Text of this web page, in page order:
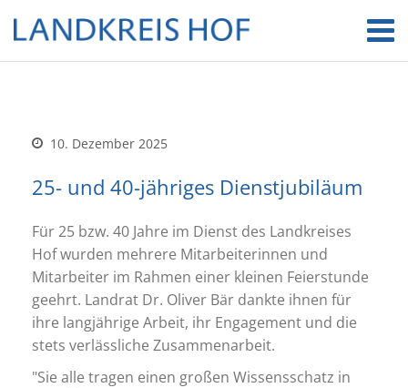
10. Dezember 2025
25- und 40-jähriges Dienstjubiläum
Für 25 bzw. 40 Jahre im Dienst des Landkreises
Hof wurden mehrere Mitarbeiterinnen und
Mitarbeiter im Rahmen einer kleinen Feierstunde
geehrt. Landrat Dr. Oliver Bär dankte ihnen für
ihre langjährige Arbeit, ihr Engagement und die
stets verlässliche Zusammenarbeit.
"Sie alle tragen einen großen Wissensschatz in